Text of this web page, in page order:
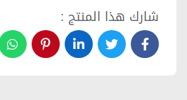
شارك هذا المنتج :